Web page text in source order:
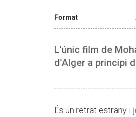
Format
L'únic film de
d'Alger a principi
És un retrat estrany i